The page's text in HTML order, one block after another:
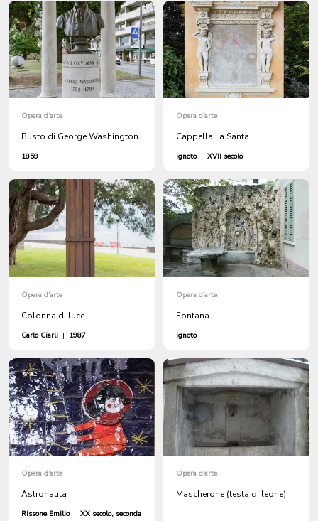
Opera d'arte
Busto di George Washington
1859
Opera d'arte
Cappella La Santa
ignoto | XVII secolo
Opera d'arte
Colonna di luce
Carlo Ciarli | 1987
Opera d'arte
Fontana
ignoto
Opera d'arte
Astronauta
Rissone Emilio | XX secolo, seconda
Opera d'arte
Mascherone (testa di leone)